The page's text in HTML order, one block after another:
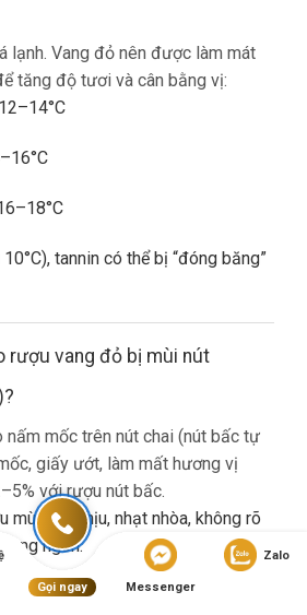
lạnh. Vang đỏ nên được làm mát
tăng độ tươi và cân bằng vị:
tannin có thể bị “đóng băng”
rượu vang đỏ bị mùi nút
nấm mốc trên nút chai (nút bấc tự
giấy ướt, làm mất hương vị
với rượu nút bấc.
mùi khó chịu, nhạt nhòa, không rõ
ngon.
nên liên hệ cửa hàng đổi trả (nếu có
Gọi ngay Messenger
Zalo